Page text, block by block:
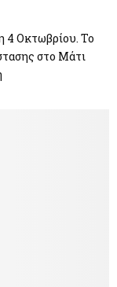
4 Οκτωβρίου. Το
στο Μάτι